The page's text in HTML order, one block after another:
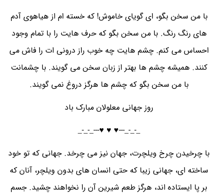
با من سخن بگو، ای گویای خاموش! که خسته ام از هیاهوی آدم
های رنگ رنگ. با من سخن بگو که حرف هایت را با تمام وجود
احساس می کنم. چشم هایت چه خوب راز درونی ات را فاش می
کنند. همیشه چشم ها بهتر از زبان سخن می گویند. با چشمانت
با من سخن بگو که چشم ها هرگز دروغ نمی گویند.
روز جهانی معلولان مبارک باد
_-_-_---♥️ ♥️ ♥️---_-_-_
با چرخیدن چرخ ویلچرت، جهان نیز می چرخد. جهانی که تو خود
ساخته ای، جهانی زیبا که حتی انسان های بدون ویلچر، آنان که
بر پا ایستاده اند، هرگز طعم شیرین آن را نخواهند چشید. جسم